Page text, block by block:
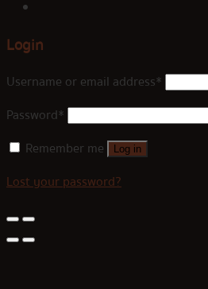
Login
Username or email address*
Password*
Remember me
Log in
Lost your password?